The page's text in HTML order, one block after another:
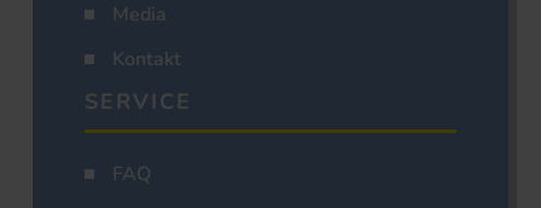
Media
Kontakt
SERVICE
FAQ